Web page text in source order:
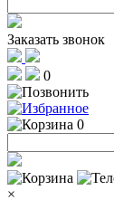
Заказать звонок
0
0
×